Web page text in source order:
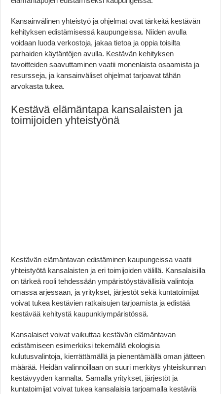
Kansainvälinen yhteistyö ja ohjelmat ovat tärkeitä kestävän
kehityksen edistämisessä kaupungeissa. Niiden avulla
voidaan luoda verkostoja, jakaa tietoa ja oppia toisilta
parhaiden käytäntöjen avulla. Kestävän kehityksen
tavoitteiden saavuttaminen vaatii monenlaista osaamista ja
resursseja, ja kansainväliset ohjelmat tarjoavat tähän
arvokasta tukea.
Kestävä elämäntapa kansalaisten ja
toimijoiden yhteistyönä
Kestävän elämäntavan edistäminen kaupungeissa vaatii
yhteistyötä kansalaisten ja eri toimijoiden välillä. Kansalaisilla
on tärkeä rooli tehdessään ympäristöystävällisiä valintoja
omassa arjessaan, ja yritykset, järjestöt sekä kuntatoimijat
voivat tukea kestävien ratkaisujen tarjoamista ja edistää
kestävää kehitystä kaupunkiympäristössä.
Kansalaiset voivat vaikuttaa kestävän elämäntavan
edistämiseen esimerkiksi tekemällä ekologisia
kulutusvalintoja, kierrättämällä ja pienentämällä oman jätteen
määrää. Heidän valinnoillaan on suuri merkitys yhteiskunnan
kestävyyden kannalta. Samalla yritykset, järjestöt ja
kuntatoimijat voivat tukea kansalaisia tarjoamalla kestäviä